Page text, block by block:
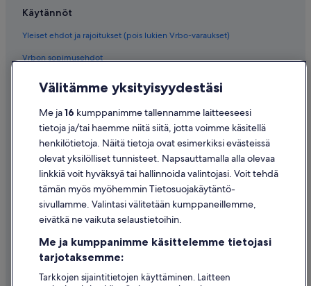
Käytännöt
Yleiset ehdot ja rajoitukset (pois lukien Vrbo-varaukset)
Vrbon sopimusehdot
Saavutettavuus
Evästeet
Käyttöehdot
Oikeudelliset tiedot / ota meihin yhteyttä
Sisältövaatimukset ja ilmoituksen tekeminen sisällöstä
Tuki
Ota yhteyttä
Välitämme yksityisyydestäsi
Me ja16 kumppanimme tallennamme laitteeseesi
tietoja ja/tai haemme niitä siitä, jotta voimme käsitellä
henkilötietoja. Näitä tietoja ovat esimerkiksi evästeissä
olevat yksilölliset tunnisteet. Napsauttamalla alla olevaa
linkkiä voit hyväksyä tai hallinnoida valintojasi. Voit tehdä
tämän myös myöhemmin Tietosuojakäytäntö-
sivullamme. Valintasi välitetään kumppaneillemme,
eivätkä ne vaikuta selaustietoihin.
Me ja kumppanimme käsittelemme tietojasi
tarjotaksemme:
Tarkkojen sijaintitietojen käyttäminen. Laitteen